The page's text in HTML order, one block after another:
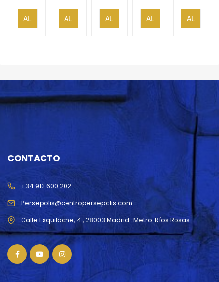
AL
CARRITO
AL
CARRITO
AL
CARRITO
AL
CARRITO
AL
CARRITO
CONTACTO
Persepolis@centropersepolis.com
+34 913 600 202